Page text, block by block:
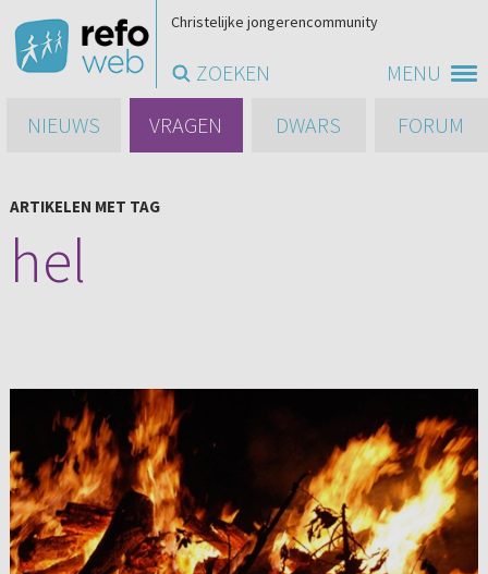
MENU
Christelijke jongerencommunity
ZOEKEN
NIEUWS
VRAGEN DWARS FORUM
ARTIKELEN MET TAG
hel